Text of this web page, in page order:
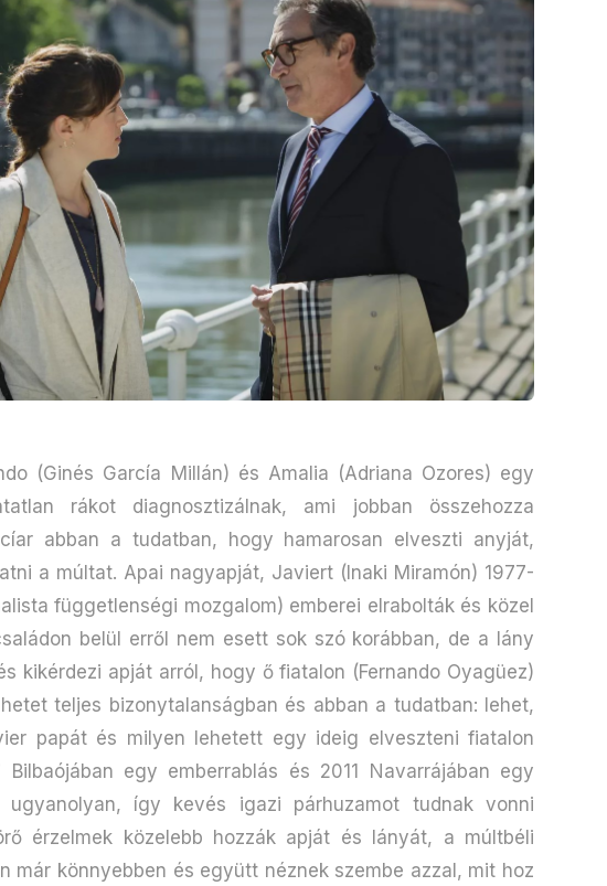
(Ginés García Millán) és Amalia (Adriana Ozores) egy
rákot diagnosztizálnak, ami jobban összehozza
abban a tudatban, hogy hamarosan elveszti anyját,
a múltat. Apai nagyapját, Javiert (Inaki Miramón) 1977-
függetlenségi mozgalom) emberei elrabolták és közel
belül erről nem esett sok szó korábban, de a lány
kikérdezi apját arról, hogy ő fiatalon (Fernando Oyagüez)
teljes bizonytalanságban és abban a tudatban: lehet,
papát és milyen lehetett egy ideig elveszteni fiatalon
egy emberrablás és 2011 Navarrájában egy
így kevés igazi párhuzamot tudnak vonni
érzelmek közelebb hozzák apját és lányát, a múltbéli
már könnyebben és együtt néznek szembe azzal, mit hoz